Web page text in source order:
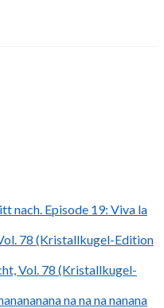
nach. Episode 19: Viva la
78 (Kristallkugel-Edition
Vol. 78 (Kristallkugel-
na na na nanana